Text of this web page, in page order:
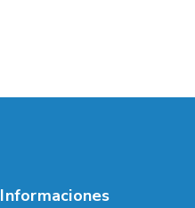
Informaciones